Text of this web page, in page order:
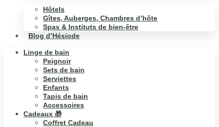
Hôtels
Gîtes, Auberges, Chambres d’hôte
Spas & Instituts de bien-être
Blog d’Hésiode
Linge de bain
Peignoir
Sets de bain
Serviettes
Enfants
Tapis de bain
Accessoires
Cadeaux 🎁
Coffret Cadeau